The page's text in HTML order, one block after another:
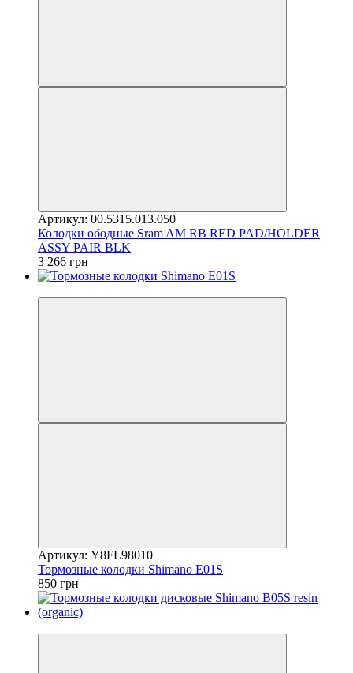
Артикул: 00.5315.013.050
Колодки ободные Sram AM RB RED PAD/HOLDER
ASSY PAIR BLK
3 266 грн
Артикул: Y8FL98010
Тормозные колодки Shimano E01S
850 грн